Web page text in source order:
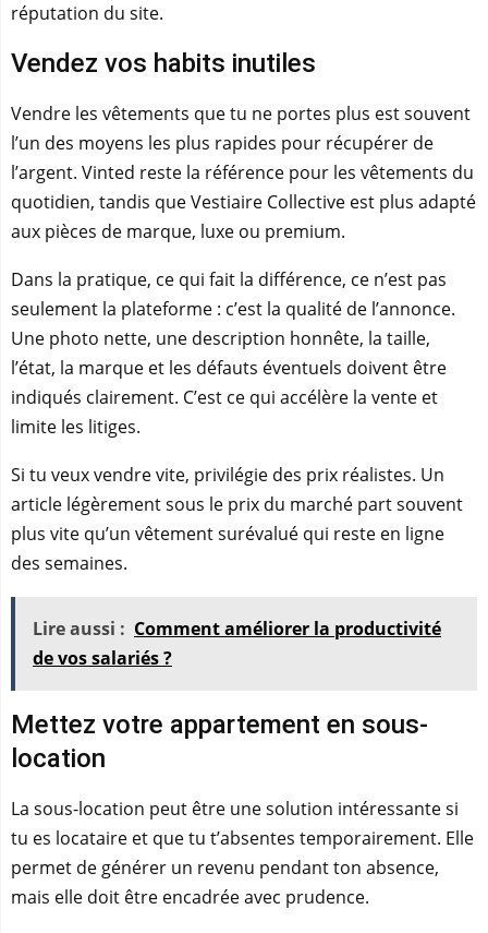
réputation du site.
Vendez vos habits inutiles
Vendre les vêtements que tu ne portes plus est souvent
l’un des moyens les plus rapides pour récupérer de
l’argent. Vinted reste la référence pour les vêtements du
quotidien, tandis que Vestiaire Collective est plus adapté
aux pièces de marque, luxe ou premium.
Dans la pratique, ce qui fait la différence, ce n’est pas
seulement la plateforme : c’est la qualité de l’annonce.
Une photo nette, une description honnête, la taille,
l’état, la marque et les défauts éventuels doivent être
indiqués clairement. C’est ce qui accélère la vente et
limite les litiges.
Si tu veux vendre vite, privilégie des prix réalistes. Un
article légèrement sous le prix du marché part souvent
plus vite qu’un vêtement surévalué qui reste en ligne
des semaines.
Lire aussi : Comment améliorer la productivité
de vos salariés ?
Mettez votre appartement en sous-
location
La sous-location peut être une solution intéressante si
tu es locataire et que tu t’absentes temporairement. Elle
permet de générer un revenu pendant ton absence,
mais elle doit être encadrée avec prudence.